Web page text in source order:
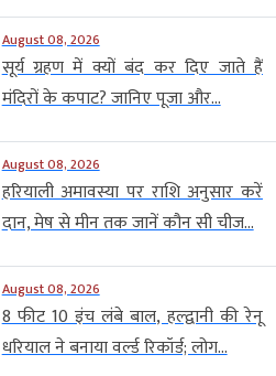
August 08, 2026
सूर्य ग्रहण में क्यों बंद कर दिए जाते हैं
मंदिरों के कपाट? जानिए पूजा और...
August 08, 2026
हरियाली अमावस्या पर राशि अनुसार करें
दान, मेष से मीन तक जानें कौन सी चीज...
August 08, 2026
8 फीट 10 इंच लंबे बाल, हल्द्वानी की रेनू
धरियाल ने बनाया वर्ल्ड रिकॉर्ड; लोग...